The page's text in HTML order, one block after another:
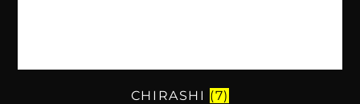
CHIRASHI (7)